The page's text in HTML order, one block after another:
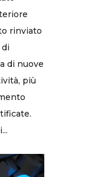
rinviato
di nuove
più